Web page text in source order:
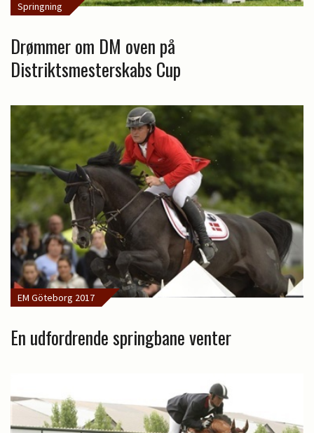
Springning
Drømmer om DM oven på
Distriktsmesterskabs Cup
EM Göteborg 2017
En udfordrende springbane venter